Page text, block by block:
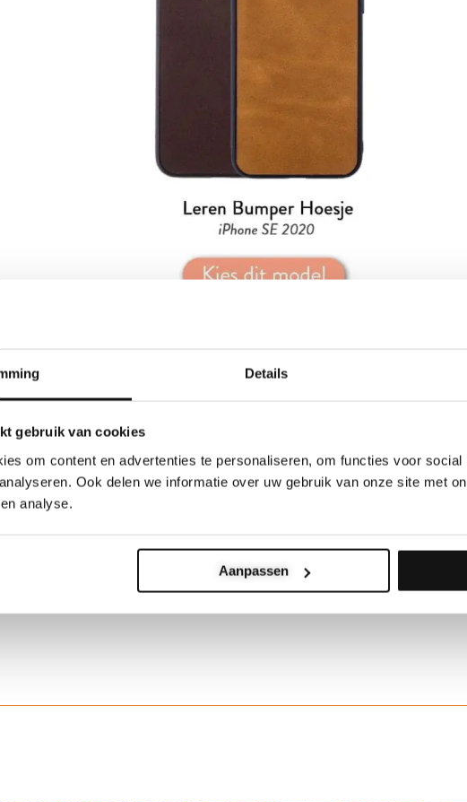
Details
gebruik van cookies
om content en advertenties te personaliseren, om functies voor
Ook delen we informatie over uw gebruik van onze site met
analyse.
Aanpassen